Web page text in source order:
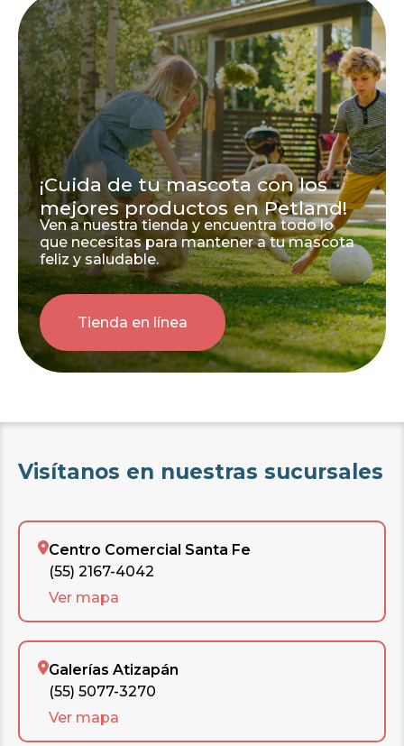
¡Cuida de tu mascota con los
mejores productos en Petland!
Ven a nuestra tienda y encuentra todo lo
que necesitas para mantener a tu mascota
feliz y saludable.
Tienda en línea
Visítanos en nuestras sucursales
Centro Comercial Santa Fe
(55) 2167-4042
Ver mapa
Galerías Atizapán
(55) 5077-3270
Ver mapa